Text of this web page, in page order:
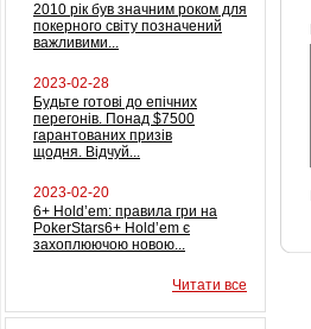
2010 рік був значним роком для
покерного світу позначений
важливими...
2023-02-28
Будьте готові до епічних
перегонів. Понад $7500
гарантованих призів
щодня. Відчуй...
2023-02-20
6+ Hold’em: правила гри на
PokerStars6+ Hold’em є
захоплюючою новою...
Читати все